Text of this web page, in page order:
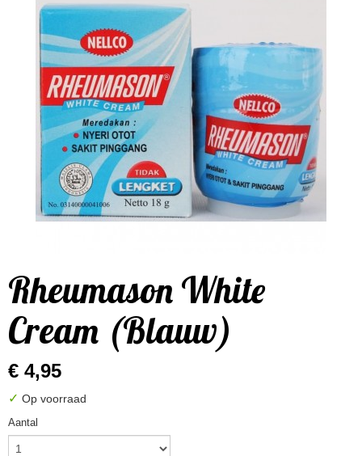
Rheumason White
Cream (Blauw)
€ 4,95
✓ Op voorraad
Aantal